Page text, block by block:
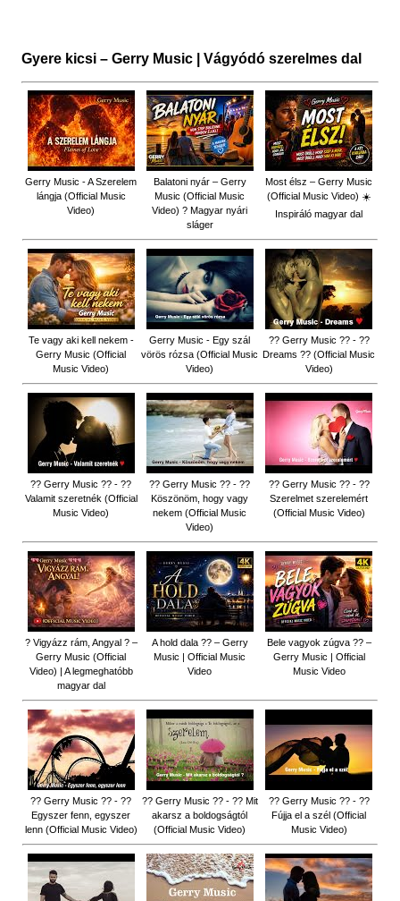
Gyere kicsi – Gerry Music | Vágyódó szerelmes dal
Gerry Music - A Szerelem
lángja (Official Music
Video)
Balatoni nyár – Gerry
Music (Official Music
Video) ? Magyar nyári
sláger
Most élsz – Gerry Music
(Official Music Video) ☀️
Inspiráló magyar dal
Te vagy aki kell nekem -
Gerry Music (Official
Music Video)
Gerry Music - Egy szál
vörös rózsa (Official Music
Video)
?? Gerry Music ?? - ??
Dreams ?? (Official Music
Video)
?? Gerry Music ?? - ??
Valamit szeretnék (Official
Music Video)
?? Gerry Music ?? - ??
Köszönöm, hogy vagy
nekem (Official Music
Video)
?? Gerry Music ?? - ??
Szerelmet szerelemért
(Official Music Video)
? Vigyázz rám, Angyal ? –
Gerry Music (Official
Video) | A legmeghatóbb
magyar dal
A hold dala ?? – Gerry
Music | Official Music
Video
Bele vagyok zúgva ?? –
Gerry Music | Official
Music Video
?? Gerry Music ?? - ??
Egyszer fenn, egyszer
lenn (Official Music Video)
?? Gerry Music ?? - ?? Mit
akarsz a boldogságtól
(Official Music Video)
?? Gerry Music ?? - ??
Fújja el a szél (Official
Music Video)